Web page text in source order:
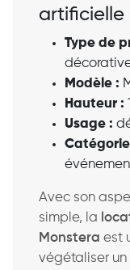
artificielle
Type de
Modèle :
Hauteur :
Usage :
Avec son
simple, la
Monstera est
végétaliser un